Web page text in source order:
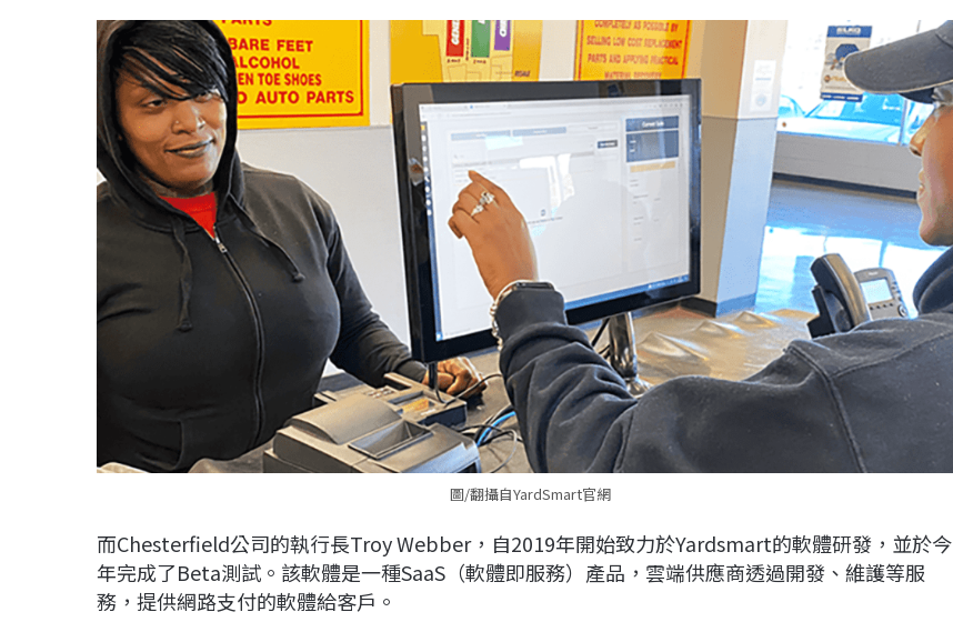
圖/翻攝自YardSmart官網
而Chesterfield公司的執行長Troy Webber，自2019年開始致力於Yardsmart的軟體研發，並於今
年完成了Beta測試。該軟體是一種SaaS（軟體即服務）產品，雲端供應商透過開發、維護等服
務，提供網路支付的軟體給客戶。